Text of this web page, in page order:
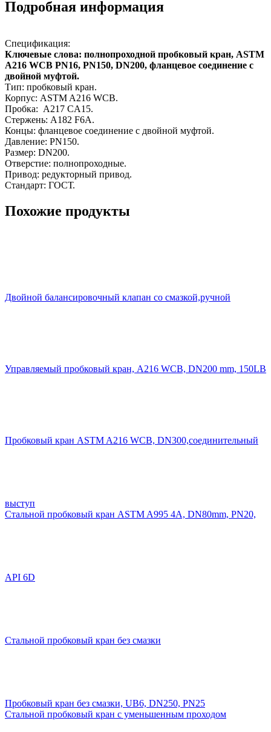
Подробная информация
Спецификация:
Ключевые слова: полнопроходной пробковый кран, ASTM
A216 WCB PN16, PN150, DN200, фланцевое соединение с
двойной муфтой.
Тип: пробковый кран.
Корпус: ASTM A216 WCB.
Пробка: A217 CA15.
Стержень: A182 F6A.
Концы: фланцевое соединение с двойной муфтой.
Давление: PN150.
Размер: DN200.
Отверстие: полнопроходные.
Привод: редукторный привод.
Стандарт: ГОСТ.
Похожие продукты
Двойной балансировочный клапан со смазкой,ручной
Управляемый пробковый кран, A216 WCB, DN200 mm, 150LB
Пробковый кран ASTM A216 WCB, DN300,соединительный
выступ
Стальной пробковый кран ASTM A995 4A, DN80mm, PN20,
API 6D
Стальной пробковый кран без смазки
Пробковый кран без смазки, UB6, DN250, PN25
Стальной пробковый кран с уменьшенным проходом